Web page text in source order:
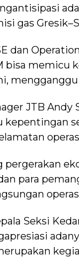
gas
dan
bisa memicu
mengganggu
JTB Andy
kepentingan
pergerakan
para
Seksi